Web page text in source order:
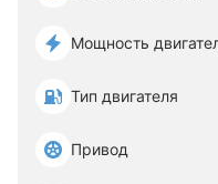
Мощность
Тип двигателя
Привод